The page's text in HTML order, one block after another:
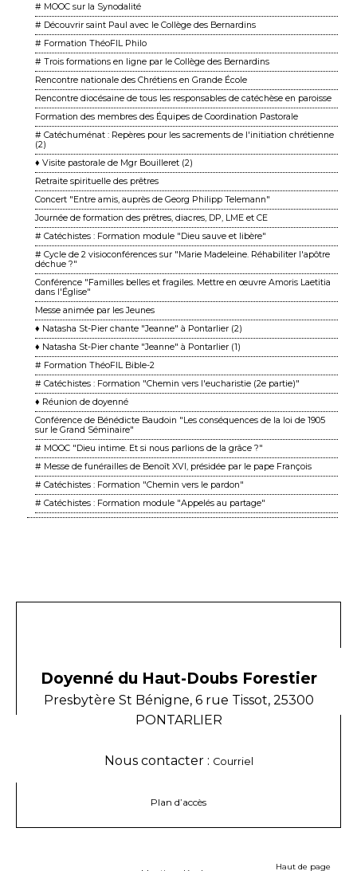
# MOOC sur la Synodalité
# Découvrir saint Paul avec le Collège des Bernardins
# Formation ThéoFIL Philo
# Trois formations en ligne par le Collège des Bernardins
Rencontre nationale des Chrétiens en Grande École
Rencontre diocésaine de tous les responsables de catéchèse en paroisse
Formation des membres des Équipes de Coordination Pastorale
# Catéchuménat : Repères pour les sacrements de l'initiation chrétienne
(2)
♦ Visite pastorale de Mgr Bouilleret (2)
Retraite spirituelle des prêtres
Concert "Entre amis, auprès de Georg Philipp Telemann"
Journée de formation des prêtres, diacres, DP, LME et CE
# Catéchistes : Formation module "Dieu sauve et libère"
# Cycle de 2 visioconférences sur "Marie Madeleine. Réhabiliter l'apôtre
déchue ?"
Conférence "Familles belles et fragiles. Mettre en œuvre Amoris Laetitia
dans l'Église"
Messe animée par les Jeunes
♦ Natasha St-Pier chante "Jeanne" à Pontarlier (2)
♦ Natasha St-Pier chante "Jeanne" à Pontarlier (1)
# Formation ThéoFIL Bible-2
# Catéchistes : Formation "Chemin vers l'eucharistie (2e partie)"
♦ Réunion de doyenné
Conférence de Bénédicte Baudoin "Les conséquences de la loi de 1905
sur le Grand Séminaire"
# MOOC "Dieu intime. Et si nous parlions de la grâce ?"
# Messe de funérailles de Benoît XVI, présidée par le pape François
# Catéchistes : Formation "Chemin vers le pardon"
# Catéchistes : Formation module "Appelés au partage"
Doyenné du Haut-Doubs Forestier
Presbytère St Bénigne, 6 rue Tissot, 25300
PONTARLIER
Nous contacter : Courriel
Plan d’accès
Haut de page